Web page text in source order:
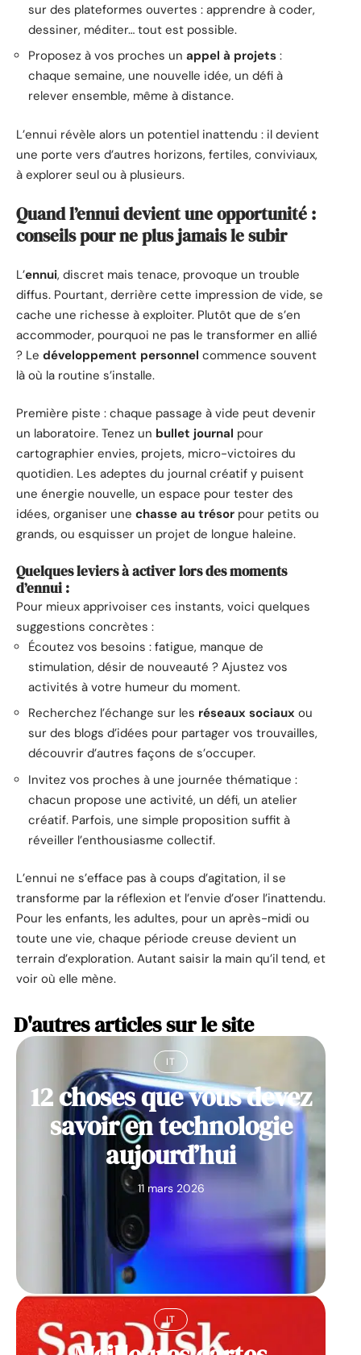
sur des plateformes ouvertes : apprendre à coder,
dessiner, méditer… tout est possible.
Proposez à vos proches un appel à projets :
chaque semaine, une nouvelle idée, un défi à
relever ensemble, même à distance.
L’ennui révèle alors un potentiel inattendu : il devient
une porte vers d’autres horizons, fertiles, conviviaux,
à explorer seul ou à plusieurs.
Quand l’ennui devient une opportunité :
conseils pour ne plus jamais le subir
L’ennui, discret mais tenace, provoque un trouble
diffus. Pourtant, derrière cette impression de vide, se
cache une richesse à exploiter. Plutôt que de s’en
accommoder, pourquoi ne pas le transformer en allié
? Le développement personnel commence souvent
là où la routine s’installe.
Première piste : chaque passage à vide peut devenir
un laboratoire. Tenez un bullet journal pour
cartographier envies, projets, micro-victoires du
quotidien. Les adeptes du journal créatif y puisent
une énergie nouvelle, un espace pour tester des
idées, organiser une chasse au trésor pour petits ou
grands, ou esquisser un projet de longue haleine.
Quelques leviers à activer lors des moments
d’ennui :
Pour mieux apprivoiser ces instants, voici quelques
suggestions concrètes :
Écoutez vos besoins : fatigue, manque de
stimulation, désir de nouveauté ? Ajustez vos
activités à votre humeur du moment.
Recherchez l’échange sur les réseaux sociaux ou
sur des blogs d’idées pour partager vos trouvailles,
découvrir d’autres façons de s’occuper.
Invitez vos proches à une journée thématique :
chacun propose une activité, un défi, un atelier
créatif. Parfois, une simple proposition suffit à
réveiller l’enthousiasme collectif.
L’ennui ne s’efface pas à coups d’agitation, il se
transforme par la réflexion et l’envie d’oser l’inattendu.
Pour les enfants, les adultes, pour un après-midi ou
toute une vie, chaque période creuse devient un
terrain d’exploration. Autant saisir la main qu’il tend, et
voir où elle mène.
D'autres articles sur le site
IT
12 choses que vous devez
savoir en technologie
aujourd’hui
11 mars 2026
IT